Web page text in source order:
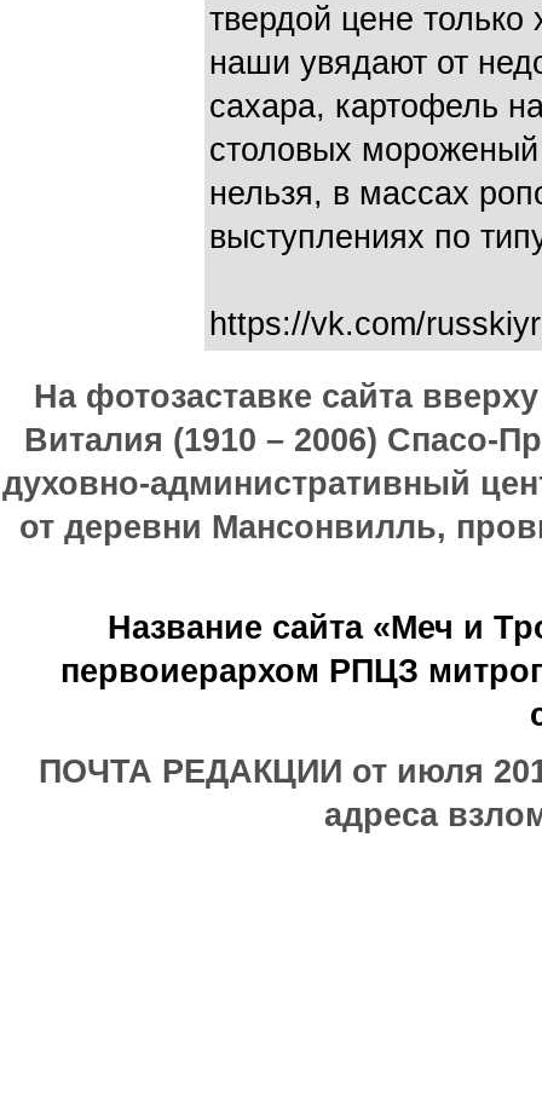
твердой цене
наши увядают от
сахара, картофель
столовых
нельзя, в массах
выступлениях по
https://vk.com/
На фотозаставке сайта
Виталия (1910 – 2006) Спасо-
духовно-административный
от деревни Мансонвилль,
Название сайта «Меч и
первоиерархом РПЦЗ
ПОЧТА РЕДАКЦИИ от июля
адреса